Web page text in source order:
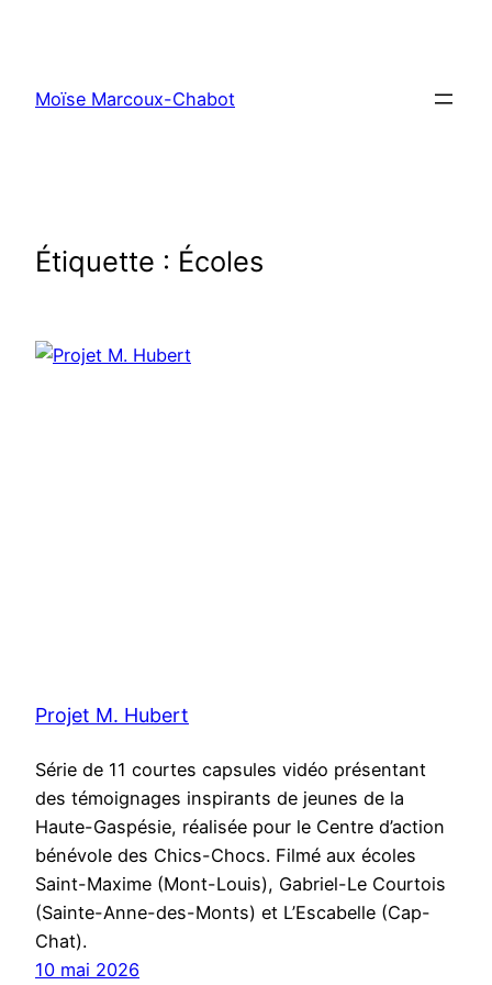
Moïse Marcoux-Chabot
Étiquette : Écoles
Projet M. Hubert
Série de 11 courtes capsules vidéo présentant
des témoignages inspirants de jeunes de la
Haute-Gaspésie, réalisée pour le Centre d’action
bénévole des Chics-Chocs. Filmé aux écoles
Saint-Maxime (Mont-Louis), Gabriel-Le Courtois
(Sainte-Anne-des-Monts) et L’Escabelle (Cap-
Chat).
10 mai 2026